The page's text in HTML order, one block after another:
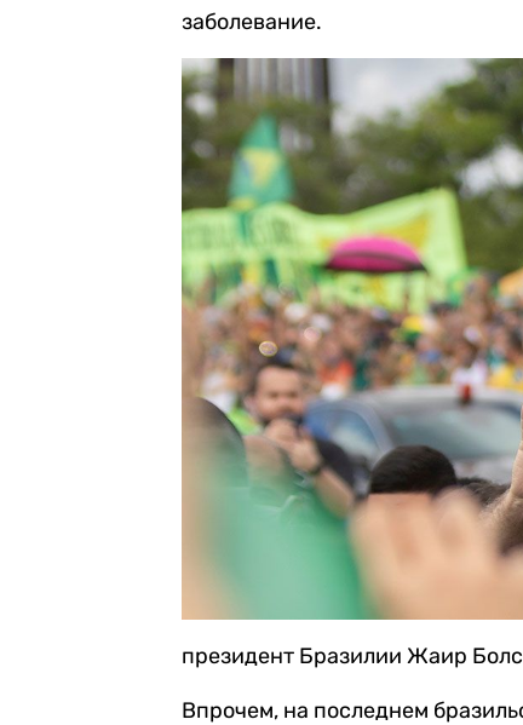
заболевание.
президент Бразилии Жаир
Впрочем, на последнем